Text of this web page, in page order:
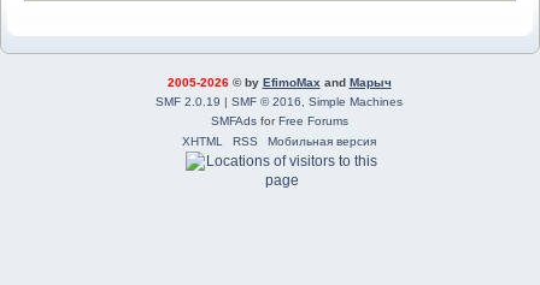
2005-2026© by EfimoMax and Марыч
SMF 2.0.19 | SMF © 2016
Simple Machines
SMFAdsforFree Forums
XHTML
RSS Мобильная версия